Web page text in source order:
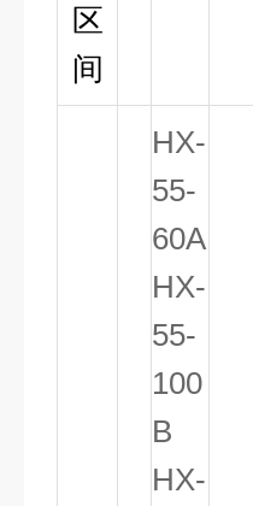
区
间
HX-
55-
60A
HX-
55-
100
B
HX-